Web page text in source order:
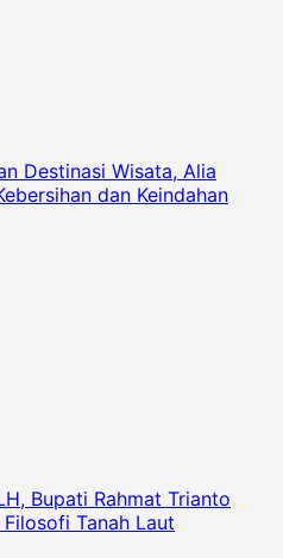
Destinasi Wisata, Alia
dan Keindahan
Bupati Rahmat Trianto
Tanah Laut